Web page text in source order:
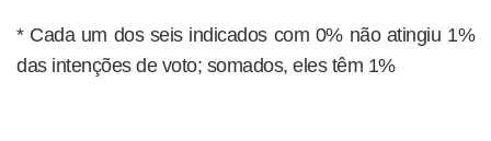
* Cada um dos seis indicados com 0% não atingiu 1%
das intenções de voto; somados, eles têm 1%